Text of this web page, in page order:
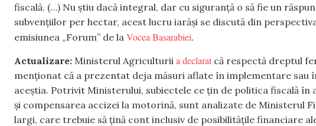
fiscală. (…) Nu știu dacă integral, dar cu siguranță o să fie un
subvențiilor per hectar, acest lucru iarăși se discută din
emisiunea „Forum” de la Vocea Basarabiei.
Actualizare: Ministerul Agriculturii a declarat că respectă dreptul
menționat că a prezentat deja măsuri aflate în implementare
aceștia. Potrivit Ministerului, subiectele ce țin de politica fiscală în
și compensarea accizei la motorină, sunt analizate de Ministerul
largi, care trebuie să țină cont inclusiv de posibilitățile financiare